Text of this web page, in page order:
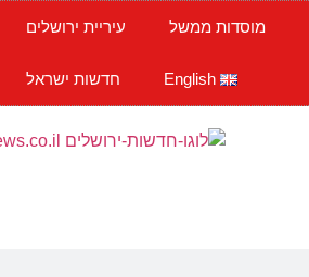
מוסדות ממשל עיריית ירושלים
English חדשות ישראל